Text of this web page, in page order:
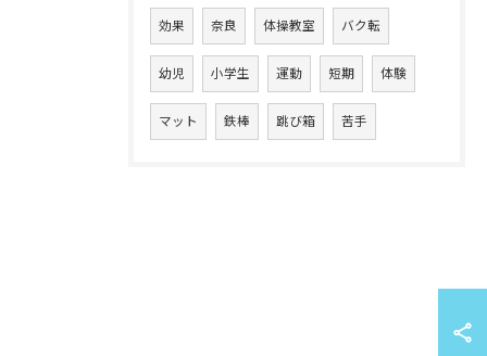
効果 奈良 体操教室 バク転
幼児 小学生 運動 短期 体験
マット 鉄棒 跳び箱 苦手